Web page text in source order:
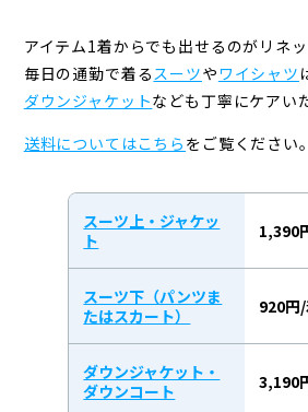
アイテム1着からでも出せるのがリネッ
毎日の通勤で着る スーツやワイシャツ
ダウンジャケットなども 丁寧にケアい
送料についてはこちら をご覧ください。
スーツ上・ジャケッ
ト
1,390
スーツ下（パンツま
たはスカート）
920円
ダウンジャケット・
ダウンコート
3,190